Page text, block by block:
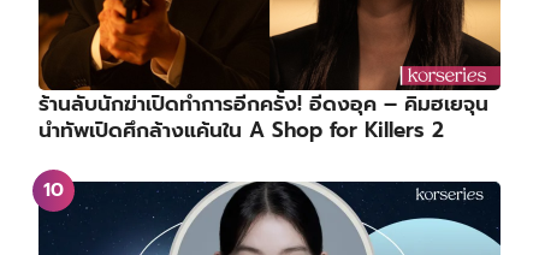
ร้านลับนักฆ่าเปิดทำการอีกครั้ง! อีดงอุค – คิมฮเยจุน
นำทัพเปิดศึกล้างแค้นใน A Shop for Killers 2